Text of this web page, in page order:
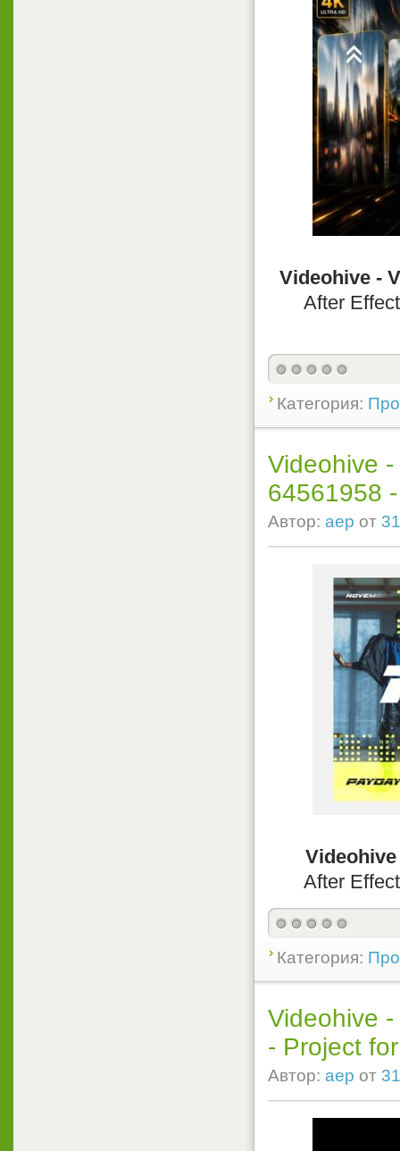
Videohive -
After
Категория:
Videohive
64561958
Автор: aep от
Videohive
After
Категория:
Videohive
- Project
Автор: aep от